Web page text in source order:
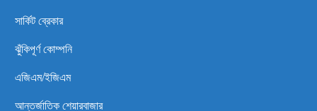
সার্কিট ব্রেকার
ঝুঁকিপূর্ণ কোম্পনি
এজিএম/ইজিএম
আন্তর্জাতিক শেয়ারবাজার